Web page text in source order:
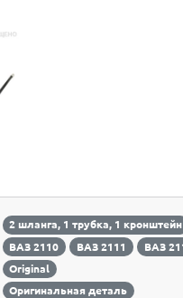
2 шланга, 1 трубка, 1 кронштейн
ВАЗ 2110 ВАЗ 2111 ВАЗ
Original
Оригинальная деталь